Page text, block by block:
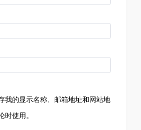
我的显示名称、邮箱地址和网站地
使用。